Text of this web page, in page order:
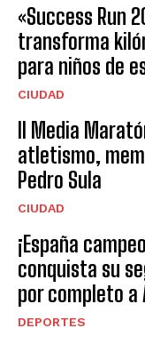
«Success Run
transforma
para niños de
CIUDAD
II Media
atletismo,
Pedro Sula
CIUDAD
¡España
conquista su
por completo a
DEPORTES